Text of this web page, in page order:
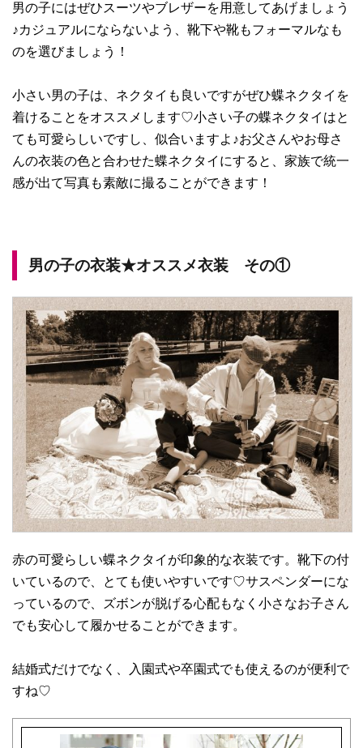
男の子にはぜひスーツやブレザーを用意してあげましょう
♪カジュアルにならないよう、靴下や靴もフォーマルなも
のを選びましょう！
小さい男の子は、ネクタイも良いですがぜひ蝶ネクタイを
着けることをオススメします♡小さい子の蝶ネクタイはと
ても可愛らしいですし、似合いますよ♪お父さんやお母さ
んの衣装の色と合わせた蝶ネクタイにすると、家族で統一
感が出て写真も素敵に撮ることができます！
男の子の衣装★オススメ衣装 その①
赤の可愛らしい蝶ネクタイが印象的な衣装です。靴下の付
いているので、とても使いやすいです♡サスペンダーにな
っているので、ズボンが脱げる心配もなく小さなお子さん
でも安心して履かせることができます。
結婚式だけでなく、入園式や卒園式でも使えるのが便利で
すね♡